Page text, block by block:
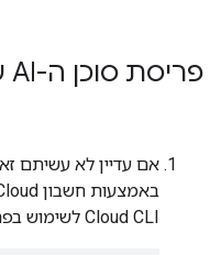
פריסת סוכן ה-AI של LLM Auditor ADK
אם עדיין לא עשיתם
Cloud CLI לשימוש בפרויקט בענן של Google Cloud.